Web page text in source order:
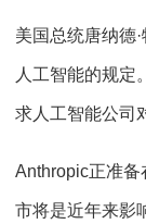
美国总统唐纳德
人工智能的规定
求人工智能公司
Anthropic正准备
市将是近年来影